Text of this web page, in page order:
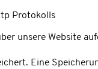
Protokolls
unsere Website
Eine